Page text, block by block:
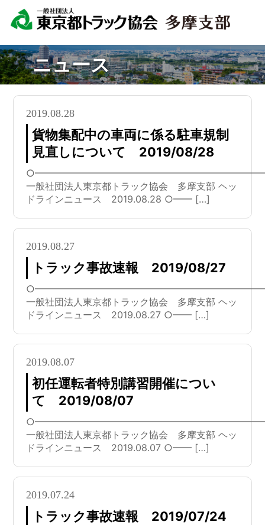
ニュース
2019.08.28
貨物集配中の車両に係る駐車規制
見直しについて 2019/08/28
一般社団法人東京都トラック協会 多摩支部 ヘッ
ドラインニュース 2019.08.28 ○━━ […]
2019.08.27
トラック事故速報 2019/08/27
一般社団法人東京都トラック協会 多摩支部 ヘッ
ドラインニュース 2019.08.27 ○━━ […]
2019.08.07
初任運転者特別講習開催につい
て 2019/08/07
一般社団法人東京都トラック協会 多摩支部 ヘッ
ドラインニュース 2019.08.07 ○━━ […]
2019.07.24
トラック事故速報 2019/07/24